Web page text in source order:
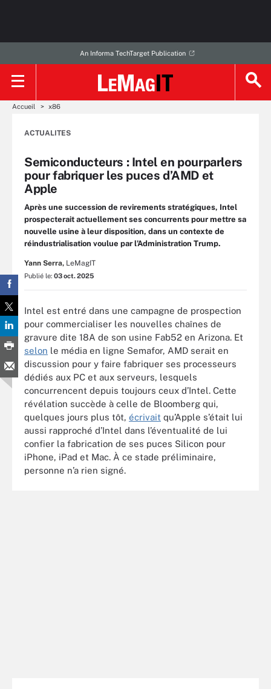
An Informa TechTarget Publication
Accueil x86
ACTUALITES
Semiconducteurs : Intel en pourparlers
pour fabriquer les puces d’AMD et
Apple
Après une succession de revirements stratégiques, Intel
prospecterait actuellement ses concurrents pour mettre sa
nouvelle usine à leur disposition, dans un contexte de
réindustrialisation voulue par l’Administration Trump.
Yann Serra, LeMagIT
Publié le: 03 oct. 2025
Intel est entré dans une campagne de prospection
pour commercialiser les nouvelles chaînes de
gravure dite 18A de son usine Fab52 en Arizona. Et
selon le média en ligne Semafor, AMD serait en
discussion pour y faire fabriquer ses processeurs
dédiés aux PC et aux serveurs, lesquels
concurrencent depuis toujours ceux d’Intel. Cette
révélation succède à celle de Bloomberg qui,
quelques jours plus tôt, écrivait qu’Apple s’était lui
aussi rapproché d’Intel dans l’éventualité de lui
confier la fabrication de ses puces Silicon pour
iPhone, iPad et Mac. À ce stade préliminaire,
personne n’a rien signé.